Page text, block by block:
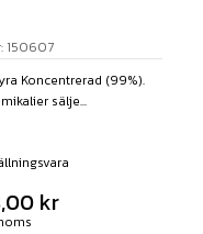
150607
Koncentrerad (99%).
sälje...
kr